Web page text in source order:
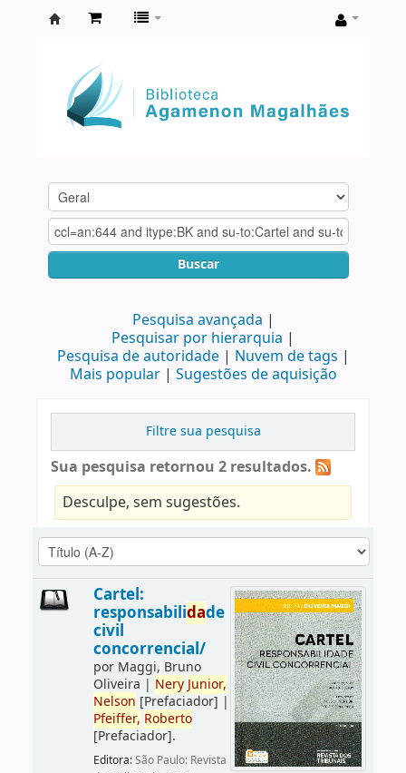
Agamenon
Magalhães
Buscar
Pesquisa avançada
Pesquisar por hierarquia
Pesquisa de autoridade
Nuvem de tags
Mais popular
Sugestões de aquisição
Filtre sua pesquisa
Sua pesquisa retornou 2 resultados.
Desculpe, sem sugestões.
Cartel:
responsabilidade
civil
concorrencial/
por Maggi, Bruno
Oliveira | Nery Junior,
Nelson [Prefaciador] |
Pfeiffer, Roberto
[Prefaciador].
Editora:São Paulo: Revista